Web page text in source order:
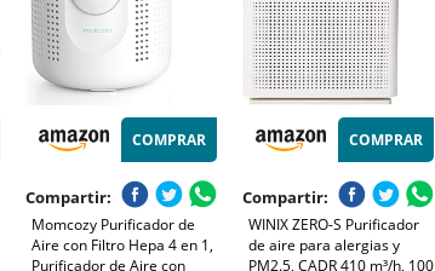
COMPRAR
Compartir:
Momcozy Purificador de
Aire con Filtro Hepa 4 en 1,
Purificador de Aire con
COMPRAR
Compartir:
WINIX ZERO-S Purificador
de aire para alergias y
PM2.5, CADR 410 m³/h, 100